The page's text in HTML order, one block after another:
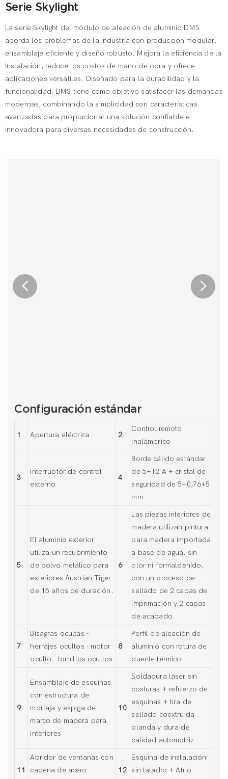
Serie Skylight
La serie Skylight del módulo de aleación de aluminio DMS
aborda los problemas de la industria con producción modular,
ensamblaje eficiente y diseño robusto. Mejora la eficiencia de la
instalación, reduce los costos de mano de obra y ofrece
aplicaciones versátiles. Diseñado para la durabilidad y la
funcionalidad, DMS tiene como objetivo satisfacer las demandas
modernas, combinando la simplicidad con características
avanzadas para proporcionar una solución confiable e
innovadora para diversas necesidades de construcción.
Configuración estándar
1 Apertura eléctrica 2
Control remoto
inalámbrico
3
Interruptor de control
externo
4
Borde cálido estándar
de 5+12 A + cristal de
seguridad de 5+0,76+5
mm
5
El aluminio exterior
utiliza un recubrimiento
de polvo metálico para
exteriores Austrian Tiger
de 15 años de duración.
6
Las piezas interiores de
madera utilizan pintura
para madera importada
a base de agua, sin
olor ni formaldehído,
con un proceso de
sellado de 2 capas de
imprimación y 2 capas
de acabado.
7
Bisagras ocultas -
herrajes ocultos - motor
oculto - tornillos ocultos
8
Perfil de aleación de
aluminio con rotura de
puente térmico
9
Ensamblaje de esquinas
con estructura de
mortaja y espiga de
marco de madera para
interiores
10
Soldadura láser sin
costuras + refuerzo de
esquinas + tira de
sellado coextruida
blanda y dura de
calidad automotriz
11
Abridor de ventanas con
cadena de acero
12
Esquina de instalación
sin taladro + Atrio